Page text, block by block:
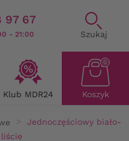
97 67
- 21:00 Szukaj
Klub MDR24 Koszyk
0
Jednoczęściowy biało-